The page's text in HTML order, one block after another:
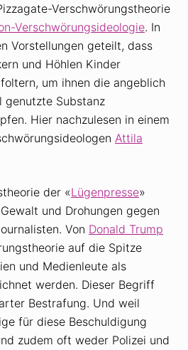
Verschwörungstheorie
Verschwörungsideologie. In
Vorstellungen geteilt, dass
und Höhlen Kinder
um ihnen die angeblich
genutzte Substanz
Hier nachzulesen in einem
Attila
der «Lügenpresse»
und Drohungen gegen
Von Donald Trump
auf die Spitze
und Medienleute als
werden. Dieser Begriff
Bestrafung. Und weil
für diese Beschuldigung
zudem oft weder Polizei und